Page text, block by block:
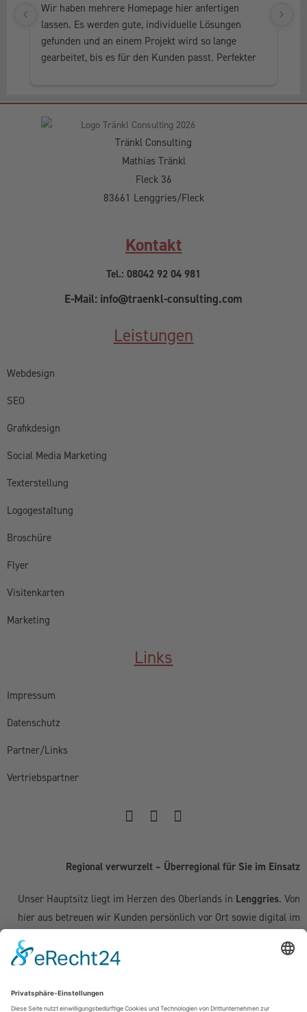
Wir haben mehrere Homepage hier anfertigen
lassen. Es werden gute, individuelle Lösungen
gefunden und an einem Projekt wird so lange
gearbeitet, bis es für den Kunden passt. Perfekter
Tränkl Consulting
Mathias Tränkl
Fleck 36
83661 Lenggries/Fleck
Kontakt
Tel.: 08042 92 04 981
E-Mail: info@traenkl-consulting.com
Leistungen
Webdesign
SEO
Grafikdesign
Social Media Marketing
Texterstellung
Logogestaltung
Broschüre
Flyer
Visitenkarten
Marketing
Links
Impressum
Datenschutz
Partner/Links
Vertriebspartner
Regional verwurzelt – Überregional für Sie im Einsatz
Unser Hauptsitz liegt im Herzen des Oberlands in Lenggries. Von
hier aus betreuen wir Kunden persönlich vor Ort sowie digital im
Deutschland: Geretsried
Starnberg
Weilheim| Grünwald | Garmisch-Partenkirchen | Kochel am See